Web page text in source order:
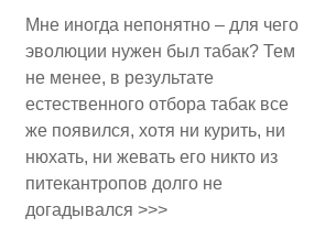
Мне иногда непонятно – для чего
эволюции нужен был табак? Тем
не менее, в результате
естественного отбора табак все
же появился, хотя ни курить, ни
нюхать, ни жевать его никто из
питекантропов долго не
догадывался >>>